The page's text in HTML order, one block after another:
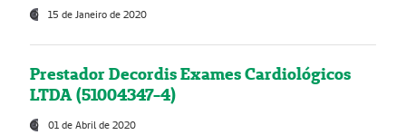
15 de Janeiro de 2020
Prestador Decordis Exames Cardiológicos
LTDA (51004347-4)
01 de Abril de 2020